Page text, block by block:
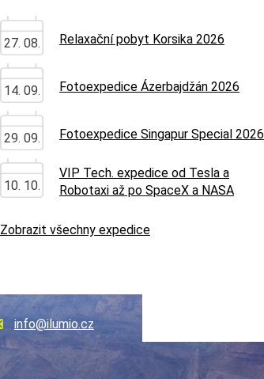
27. 08. Relaxační pobyt Korsika 2026
14. 09. Fotoexpedice Ázerbajdžán 2026
29. 09. Fotoexpedice Singapur Special 2026
10. 10.
VIP Tech. expedice od Tesla a
Robotaxi až po SpaceX a NASA
Zobrazit všechny expedice
info@ilumio.cz